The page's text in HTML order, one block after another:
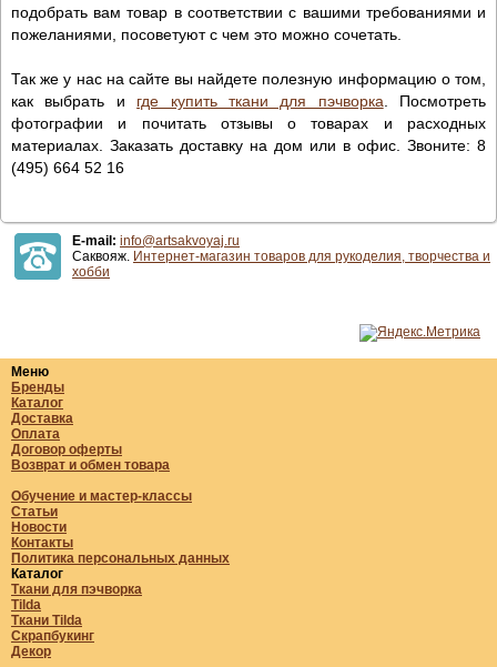
подобрать вам товар в соответствии с вашими требованиями и
пожеланиями, посоветуют с чем это можно сочетать.
Так же у нас на сайте вы найдете полезную информацию о том,
как выбрать и где купить ткани для пэчворка . Посмотреть
фотографии и почитать отзывы о товарах и расходных
материалах. Заказать доставку на дом или в офис. Звоните: 8
(495) 664 52 16
E-mail: info@artsakvoyaj.ru
Саквояж. Интернет-магазин товаров для рукоделия, творчества и
хобби
Меню
Бренды
Каталог
Доставка
Оплата
Договор оферты
Возврат и обмен товара
Обучение и мастер-классы
Статьи
Новости
Контакты
Политика персональных данных
Каталог
Ткани для пэчворка
Tilda
Ткани Tilda
Скрапбукинг
Декор